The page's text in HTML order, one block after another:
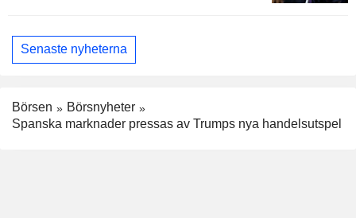
Senaste nyheterna
Börsen
Börsnyheter
Spanska marknader pressas av Trumps nya handelsutspel